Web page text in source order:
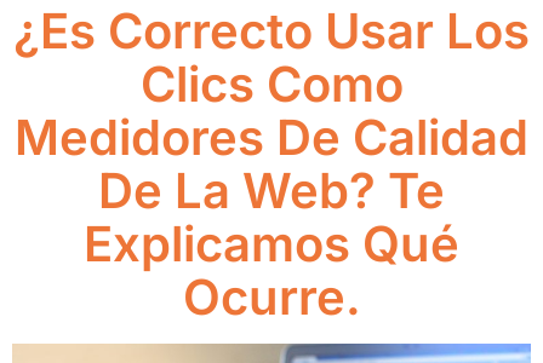
¿Es Correcto Usar Los
Clics Como
Medidores De Calidad
De La Web? Te
Explicamos Qué
Ocurre.